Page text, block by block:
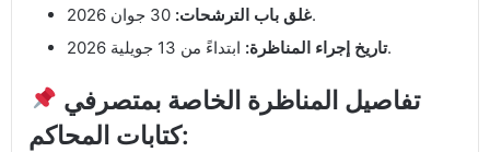
غلق باب الترشحات:30 جوان 2026.
تاريخ إجراء المناظرة:ابتداءً من 13 جويلية 2026.
كتابات المحاكم: